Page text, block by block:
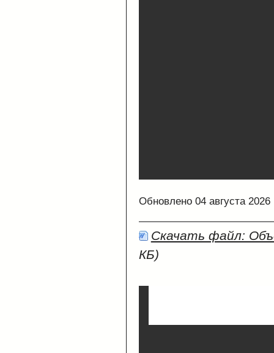
Обновлено 04 августа 2026
Скачать файл:
КБ)